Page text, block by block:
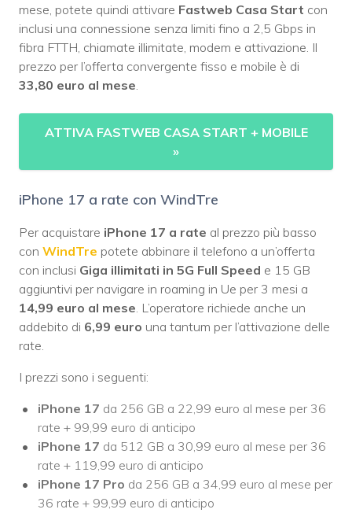
mese, potete quindi attivare Fastweb Casa Start con
inclusi una connessione senza limiti fino a 2,5 Gbps in
fibra FTTH, chiamate illimitate, modem e attivazione. Il
prezzo per l’offerta convergente fisso e mobile è di
33,80 euro al mese.
ATTIVA FASTWEB CASA START + MOBILE
»
iPhone 17 a rate con WindTre
Per acquistare iPhone 17 a rate al prezzo più basso
con WindTre potete abbinare il telefono a un’offerta
con inclusi Giga illimitati in 5G Full Speed e 15 GB
aggiuntivi per navigare in roaming in Ue per 3 mesi a
14,99 euro al mese. L’operatore richiede anche un
addebito di 6,99 euro una tantum per l’attivazione delle
rate.
I prezzi sono i seguenti:
iPhone 17 da 256 GB a 22,99 euro al mese per 36
rate + 99,99 euro di anticipo
iPhone 17 da 512 GB a 30,99 euro al mese per 36
rate + 119,99 euro di anticipo
iPhone 17 Pro da 256 GB a 34,99 euro al mese per
36 rate + 99,99 euro di anticipo